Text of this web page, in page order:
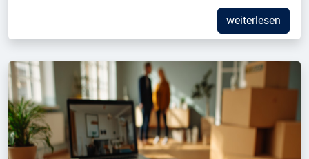
weiterlesen